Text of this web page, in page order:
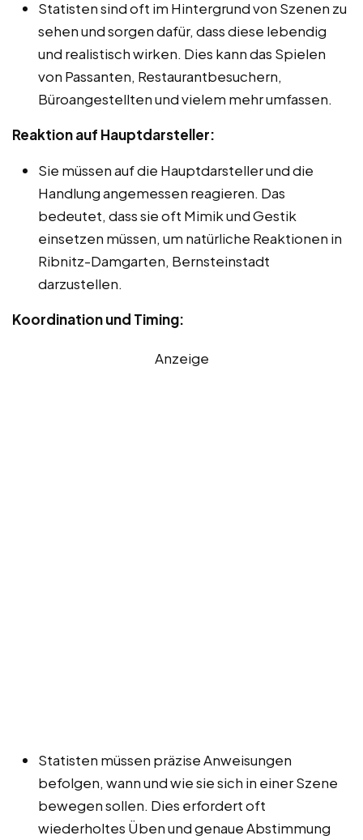
Statisten sind oft im Hintergrund von Szenen zu
sehen und sorgen dafür, dass diese lebendig
und realistisch wirken. Dies kann das Spielen
von Passanten, Restaurantbesuchern,
Büroangestellten und vielem mehr umfassen.
Reaktion auf Hauptdarsteller:
Sie müssen auf die Hauptdarsteller und die
Handlung angemessen reagieren. Das
bedeutet, dass sie oft Mimik und Gestik
einsetzen müssen, um natürliche Reaktionen in
Ribnitz-Damgarten, Bernsteinstadt
darzustellen.
Koordination und Timing:
Anzeige
Statisten müssen präzise Anweisungen
befolgen, wann und wie sie sich in einer Szene
bewegen sollen. Dies erfordert oft
wiederholtes Üben und genaue Abstimmung